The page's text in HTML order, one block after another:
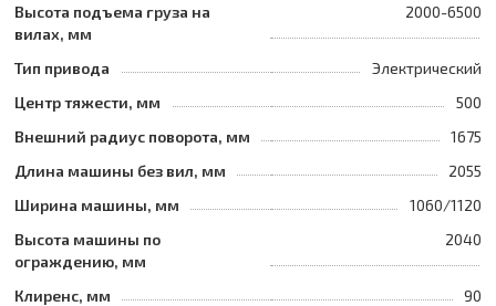
Высота подъема груза на
вилах, мм
2000-6500
Тип привода
Электрический
Центр тяжести, мм
500
Внешний радиус поворота, мм
1675
Длина машины без вил, мм
2055
Ширина машины, мм
1060/1120
Высота машины по
ограждению, мм
2040
Клиренс, мм
90